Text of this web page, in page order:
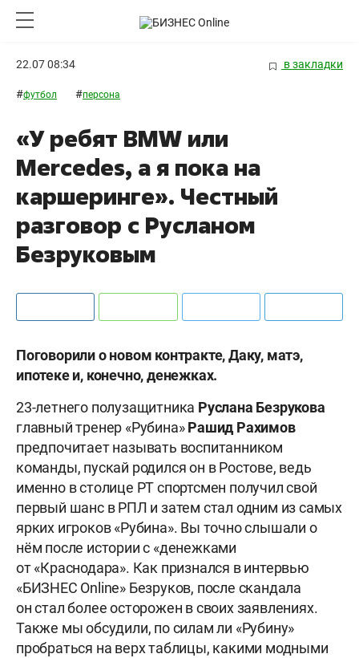
22.07 08:34 в закладки
#футбол #персона
«У ребят BMW или
Mercedes, а я пока на
каршеринге». Честный
разговор с Русланом
Безруковым
Поговорили о новом контракте, Даку, матэ,
ипотеке и, конечно, денежках.
23-летнего полузащитника Руслана Безрукова
главный тренер «Рубина»Рашид Рахимов
предпочитает называть воспитанником
команды, пускай родился он в Ростове, ведь
именно в столице РТ спортсмен получил свой
первый шанс в РПЛ и затем стал одним из самых
ярких игроков «Рубина». Вы точно слышали о
нём после истории с «денежками
от «Краснодара». Как признался в интервью
«БИЗНЕС Online» Безруков, после скандала
он стал более осторожен в своих заявлениях.
Также мы обсудили, по силам ли «Рубину»
пробраться на верх таблицы, какими модными